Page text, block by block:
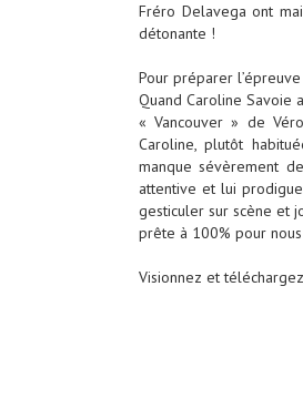
Fréro Delavega ont
détonante !
Pour préparer
Quand Caroline Savoie
« Vancouver » de
Caroline, plutôt
manque sévèrement
attentive et lui
gesticuler sur scène et
prête à 100% pour
Visionnez et